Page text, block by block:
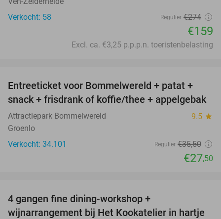
Verkocht: 58
Regulier €274
€159
Excl. ca. €3,25 p.p.p.n. toeristenbelasting
23%
Entreeticket voor Bommelwereld + patat +
snack + frisdrank of koffie/thee + appelgebak
Attractiepark Bommelwereld 9.5 star
Groenlo
Verkocht: 34.101
Regulier €35,50
€27,50
4 gangen fine dining-workshop +
wijnarrangement bij Het Kookatelier in hartje